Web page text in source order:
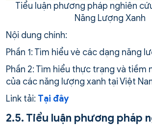
Tiểu luận phương pháp nghiên
Năng Lượng Xanh
Nội dung chính:
Phần 1: Tìm hiểu vè các dạng năng
Phần 2: Tìm hiểu thực trạng và tiềm
của các năng lượng xanh tại Việt
Link tải: Tại đây
2.5. Tiểu luận phương pháp